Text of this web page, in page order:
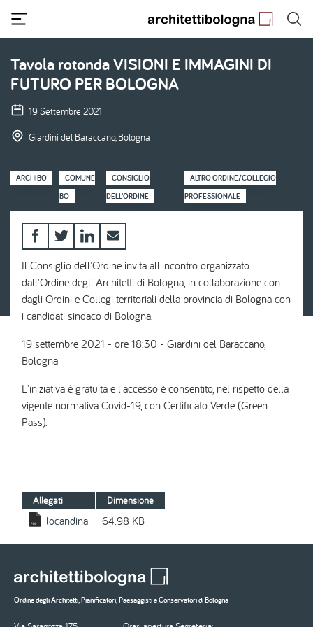
contenuto
principale
Tavola rotonda VISIONI E IMMAGINI DI
FUTURO PER BOLOGNA
19 Settembre 2021
Giardini del Baraccano, Bologna
ARCHIBO
COMUNE
BO
CONSIGLIO
DELL’ORDINE
ALTRO ORDINE/COLLEGIO
PROFESSIONALE
Il Consiglio dell'Ordine invita all'incontro organizzato
dall'Ordine degli Architetti di Bologna, in collaborazione con
dagli Ordini e Collegi territoriali della provincia di Bologna con
i candidati sindaco di Bologna.
19 settembre 2021 - ore 18:30 - Giardini del Baraccano,
Bologna
L'iniziativa è gratuita e l'accesso è consentito, nel rispetto della
vigente normativa Covid-19, con Certificato Verde (Green
Pass).
Allegati Dimensione
locandina 64.98 KB
Ordine degli Architetti, Pianificatori, Paesaggisti e Conservatori di Bologna